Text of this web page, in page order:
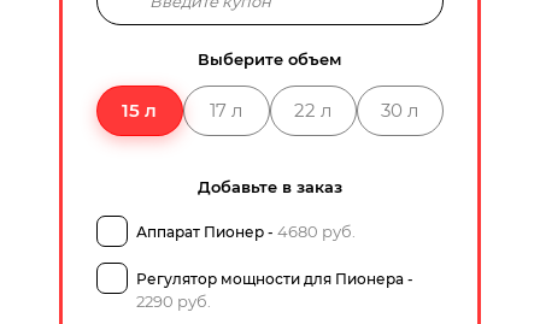
Выберите объем
15 л 17 л 22 л 30 л
Добавьте в заказ
Аппарат Пионер - 4680 руб.
Регулятор мощности для Пионера -
2290 руб.